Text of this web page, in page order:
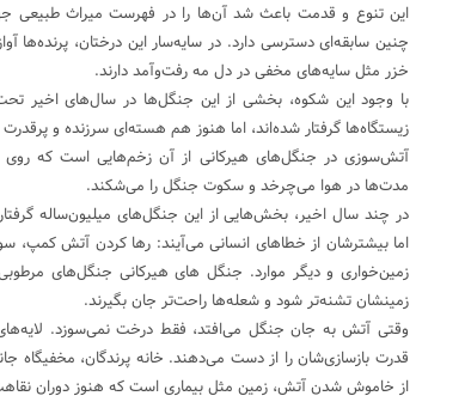
این تنوع و قدمت باعث شد آن‌ها را در فهرست میراث طبیعی
چنین سابقه‌ای دسترسی دارد. در سایه‌سار این درختان، پرنده‌ها
خزر مثل سایه‌های مخفی در دل مه رفت‌وآمد دارند.
با وجود این شکوه، بخشی از این جنگل‌ها در سال‌های اخیر
زیستگاه‌ها گرفتار شده‌اند، اما هنوز هم هسته‌ای سرزنده و
آتش‌سوزی در جنگل‌های هیرکانی از آن زخم‌هایی است که
مدت‌ها در هوا می‌چرخد و سکوت جنگل را می‌شکند.
در چند سال اخیر، بخش‌هایی از این جنگل‌های میلیون‌ساله
اما بیشترشان از خطاهای انسانی می‌آیند: رها کردن آتش کمپ،
زمین‌خواری و دیگر موارد. جنگل های هیرکانی جنگل‌های
زمینشان تشنه‌تر شود و شعله‌ها راحت‌تر جان بگیرند.
وقتی آتش به جان جنگل می‌افتد، فقط درخت نمی‌سوزد.
قدرت بازسازی‌شان را از دست می‌دهند. خانه پرندگان، مخفیگاه
از خاموش شدن آتش، زمین مثل بیماری است که هنوز دوران نقاهت